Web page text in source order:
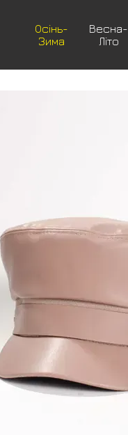
Осінь-
Зима
Весна-
Літо